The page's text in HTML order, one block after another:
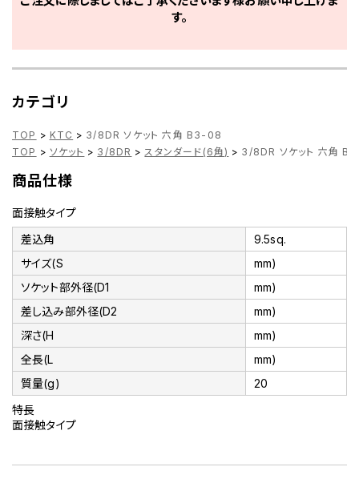
す。
カテゴリ
TOP > KTC > 3/8DR ソケット 六角 B3-08
TOP > ソケット > 3/8DR > スタンダード(6角) > 3/8DR ソケット 六角
商品仕様
面接触タイプ
差込角
9.5sq.
サイズ(S
mm)
ソケット部外径(D1
mm)
差し込み部外径(D2
mm)
深さ(H
mm)
全長(L
mm)
質量(g)
20
特長
面接触タイプ